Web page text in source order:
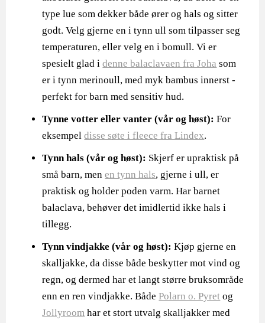
type lue som dekker både ører og hals og sitter
godt. Velg gjerne en i tynn ull som tilpasser seg
temperaturen, eller velg en i bomull. Vi er
spesielt glad idenne balaclavaen fra Joha som
er i tynn merinoull, med myk bambus innerst -
perfekt for barn med sensitiv hud.
Tynne votter eller vanter (vår og høst):For
eksempeldisse søte i fleece fra Lindex.
Tynn hals (vår og høst): Skjerf er upraktisk på
små barn, menen tynn hals, gjerne i ull, er
praktisk og holder poden varm. Har barnet
balaclava, behøver det imidlertid ikke hals i
tillegg.
Tynn vindjakke (vår og høst):Kjøp gjerne en
skalljakke, da disse både beskytter mot vind og
regn, og dermed har et langt større bruksområde
enn en ren vindjakke. BådePolarn o. Pyret og
Jollyroom har et stort utvalg skalljakker med